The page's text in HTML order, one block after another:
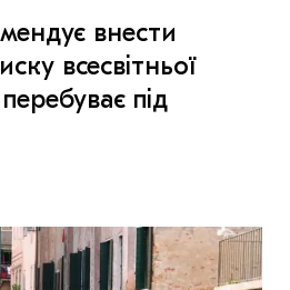
НОВИНИ
АФІША
ІНТЕРВ’Ю
AT VENICE BIENNALE
2022
внести
всесвітньої
під